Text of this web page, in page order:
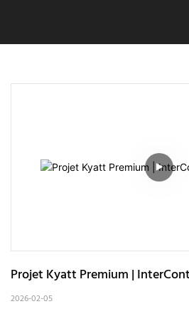
Projet Kyatt Premium |
2026-02-05